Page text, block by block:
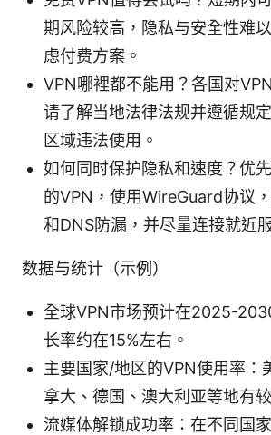
期风险较高，隐私与安全性难
虑付费方案。
VPN哪裡都不能用？各国对
请了解当地法律法规并遵循规
区域违法使用。
如何同时保护隐私和速度？优
的VPN，使用WireGuard协议
和DNS防漏，并尽量连接就近
数据与统计（示例）
全球VPN市场预计在2025-
长率约在15%左右。
主要国家/地区的VPN使用率：
拿大、德国、澳大利亚等地有
流媒体解锁成功率：在不同国